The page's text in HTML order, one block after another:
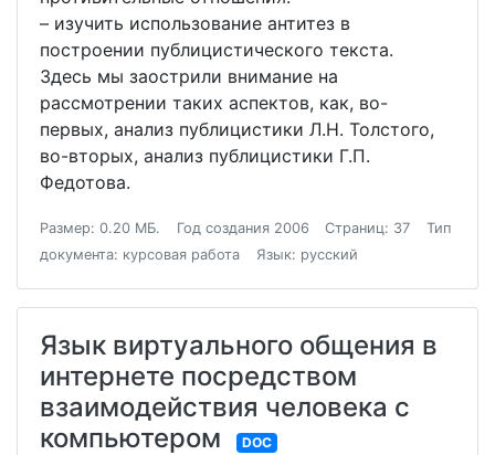
– изучить использование антитез в
построении публицистического текста.
Здесь мы заострили внимание на
рассмотрении таких аспектов, как, во-
первых, анализ публицистики Л.Н. Толстого,
во-вторых, анализ публицистики Г.П.
Федотова.
Размер: 0.20 МБ. Год создания 2006 Страниц: 37
Тип
документа: курсовая работа
Язык: русский
Язык виртуального общения в
интернете посредством
взаимодействия человека с
компьютером
DOC